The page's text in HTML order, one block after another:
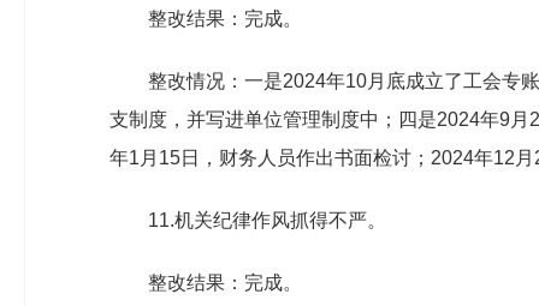
整改结果：完成。
整改情况：一是2024年10月底成立了工会专
支制度，并写进单位管理制度中；四是2024年9
年1月15日，财务人员作出书面检讨；2024年12
11.机关纪律作风抓得不严。
整改结果：完成。